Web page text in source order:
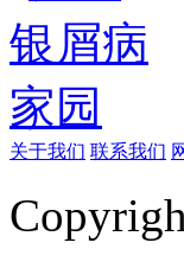
关于我们 联系我们